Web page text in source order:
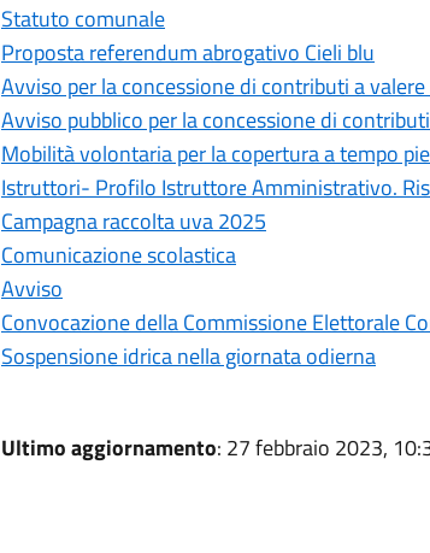
Statuto comunale
Proposta referendum abrogativo Cieli blu
Avviso per la concessione di contributi a
Avviso pubblico per la concessione di
Mobilità volontaria per la copertura a tempo
Istruttori- Profilo Istruttore Amministrativo.
Campagna raccolta uva 2025
Comunicazione scolastica
Avviso
Convocazione della Commissione Elettorale
Sospensione idrica nella giornata odierna
Ultimo aggiornamento: 27 febbraio 2023,